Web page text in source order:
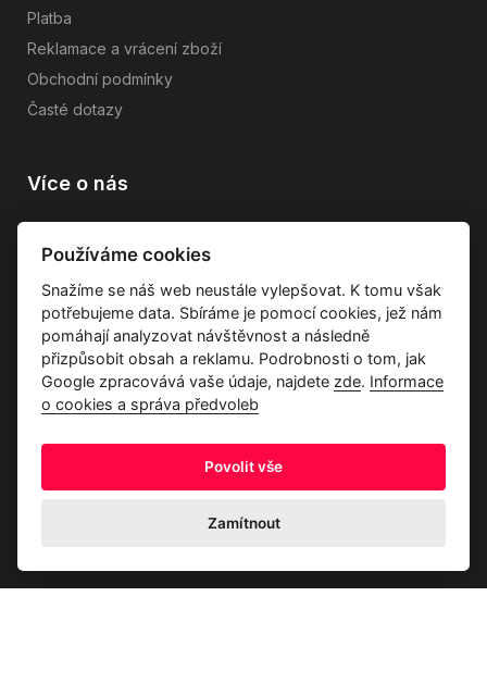
Platba
Reklamace a vrácení zboží
Obchodní podmínky
Časté dotazy
Více o nás
Průvodce tkaninami
Kontakty
Ochrana osobních údajů
Používáme cookies
Snažíme se náš web neustále vylepšovat. K tomu však
potřebujeme data. Sbíráme je pomocí cookies, jež nám
pomáhají analyzovat návštěvnost a následně
přizpůsobit obsah a reklamu. Podrobnosti o tom, jak
Google zpracovává vaše údaje, najdete zde. Informace
o cookies a správa předvoleb
Povolit vše
Zamítnout